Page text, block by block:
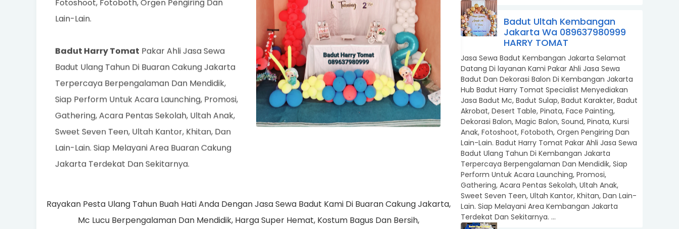
Rayakan Pesta Ulang Tahun Buah Hati Anda Dengan Jasa Sewa Badut Kami Di Buaran Cakung Jakarta,
Mc Lucu Berpengalaman Dan Mendidik, Harga Super Hemat, Kostum Bagus Dan Bersih,
Badut Ultah Kembangan
Jakarta Wa 089637980999
HARRY TOMAT
Jasa Sewa Badut Kembangan Jakarta Selamat
Datang Di layanan Kami Pakar Ahli Jasa Sewa
Badut Dan Dekorasi Balon Di Kembangan Jakarta
Hub Badut Harry Tomat Specialist Menyediakan
Jasa Badut Mc, Badut Sulap, Badut Karakter, Badut
Akrobat, Desert Table, Pinata, Face Painting,
Dekorasi Balon, Magic Balon, Sound, Pinata, Kursi
Anak, Fotoshoot, Fotoboth, Orgen Pengiring Dan
Lain-Lain. Badut Harry Tomat Pakar Ahli Jasa Sewa
Badut Ulang Tahun Di Kembangan Jakarta
Terpercaya Berpengalaman Dan Mendidik, Siap
Perform Untuk Acara Launching, Promosi,
Gathering, Acara Pentas Sekolah, Ultah Anak,
Sweet Seven Teen, Ultah Kantor, Khitan, Dan Lain-
Lain. Siap Melayani Area Kembangan Jakarta
Terdekat Dan Sekitarnya. ...